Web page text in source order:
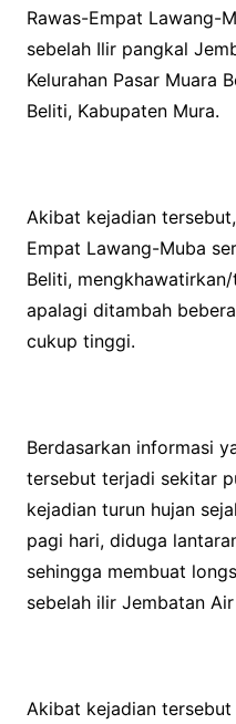
Rawas-Empat Lawang-
sebelah Ilir pangkal
Kelurahan Pasar Muara
Beliti, Kabupaten Mura.
Akibat kejadian
Empat Lawang-Muba
Beliti,
apalagi ditambah
cukup tinggi.
Berdasarkan informasi
tersebut terjadi sekitar
kejadian turun hujan
pagi hari, diduga
sehingga membuat
sebelah ilir Jembatan
Akibat kejadian